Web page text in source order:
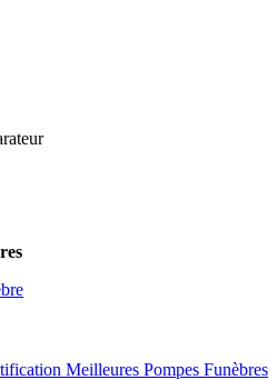
Meilleures Pompes Funèbres